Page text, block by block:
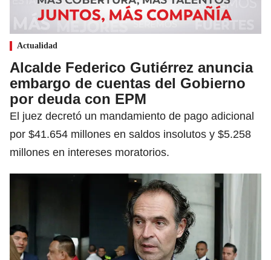
Actualidad
Alcalde Federico Gutiérrez anuncia
embargo de cuentas del Gobierno
por deuda con EPM
El juez decretó un mandamiento de pago adicional
por $41.654 millones en saldos insolutos y $5.258
millones en intereses moratorios.